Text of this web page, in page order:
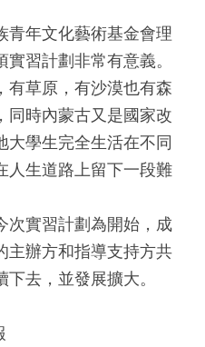
青年文化藝術基金會理
習計劃非常有意義。
有草原，有沙漠也有森
同時內蒙古又是國家改
大學生完全生活在不同
人生道路上留下一段難
次實習計劃為開始，成
主辦方和指導支持方共
去，並發展擴大。